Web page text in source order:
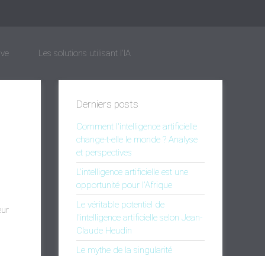
Les solutions utilisant l'IA
Derniers posts
Comment l'intelligence artificielle
change-t-elle le monde ? Analyse
et perspectives
L'intelligence artificielle est une
opportunité pour l'Afrique
Le véritable potentiel de
l'intelligence artificielle selon Jean-
Claude Heudin
Le mythe de la singularité